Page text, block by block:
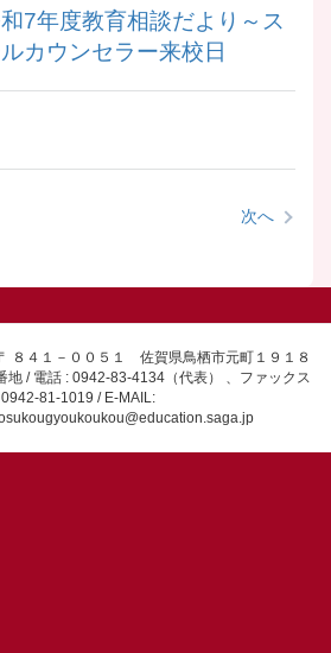
和7年度教育相談だより～ス
カウンセラー来校日
次へ
８４１－００５１ 佐賀県鳥栖市元町１９１８
地 / 電話 : 0942-83-4134（代表） 、ファックス
0942-81-1019 / E-MAIL: